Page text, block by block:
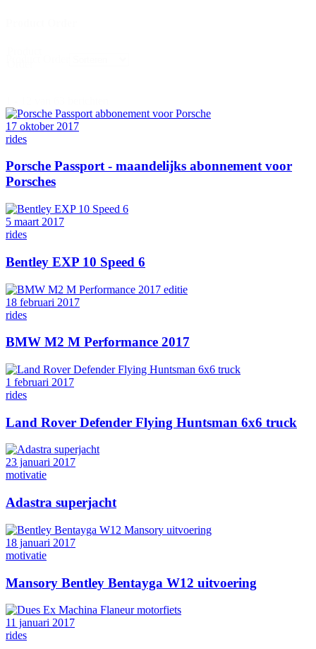
17 oktober 2017
rides
Porsche Passport - maandelijks abonnement voor
Porsches
5 maart 2017
rides
Bentley EXP 10 Speed 6
18 februari 2017
rides
BMW M2 M Performance 2017
1 februari 2017
rides
Land Rover Defender Flying Huntsman 6x6 truck
23 januari 2017
motivatie
Adastra superjacht
18 januari 2017
motivatie
Mansory Bentley Bentayga W12 uitvoering
11 januari 2017
rides